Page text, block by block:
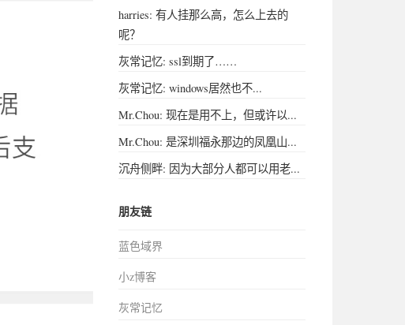
harries: 有人挂那么高，怎么上去的
呢？
灰常记忆: ssl到期了……
灰常记忆: windows居然也不...
Mr.Chou: 现在是用不上，但或许以...
Mr.Chou: 是深圳福永那边的凤凰山...
沉舟侧畔: 因为大部分人都可以用老...
朋友链
蓝色域界
小z博客
灰常记忆